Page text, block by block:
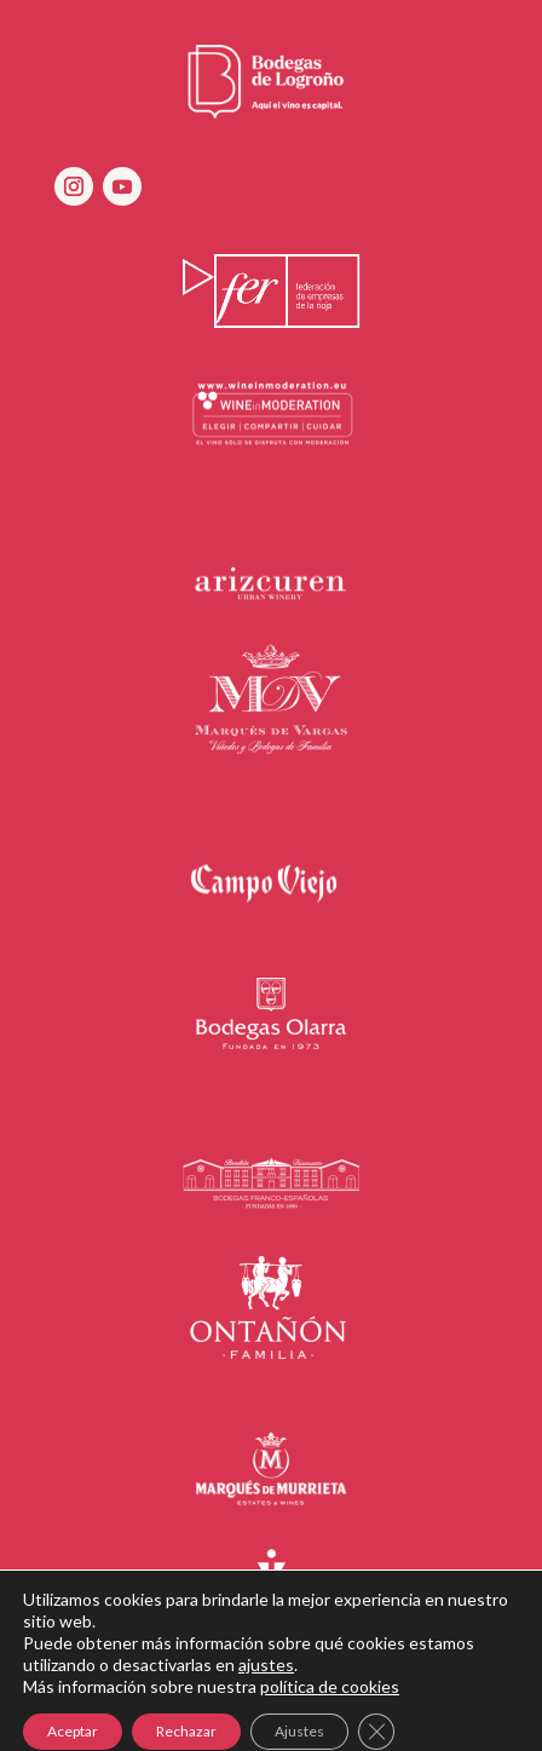
Utilizamos cookies para brindarle la mejor experiencia en nuestro
sitio web.
Puede obtener más información sobre qué cookies estamos
utilizando o desactivarlas en ajustes.
Más información sobre nuestra política de cookies
Aceptar Rechazar Ajustes Close GDPR Cookie